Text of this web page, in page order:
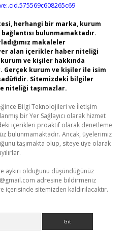
herhangi bir marka, kurum
bulunmamaktadır.
makaleler
alan içerikler haber niteliği
ve kişiler hakkında
Gerçek kurum ve kişiler ile isim
Sitemizdeki bilgiler
niteliği taşımazlar.
Bilgi Teknolojileri ve İletişim
bir Yer Sağlayıcı olarak hizmet
içerikleri proaktif olarak denetleme
bulunmamaktadır. Ancak, üyelerimiz
taşımakta olup, siteye üye olarak
aykırı olduğunu düşündüğünüz
adresine bildirmeniz
içerisinde sitemizden kaldırılacaktır.